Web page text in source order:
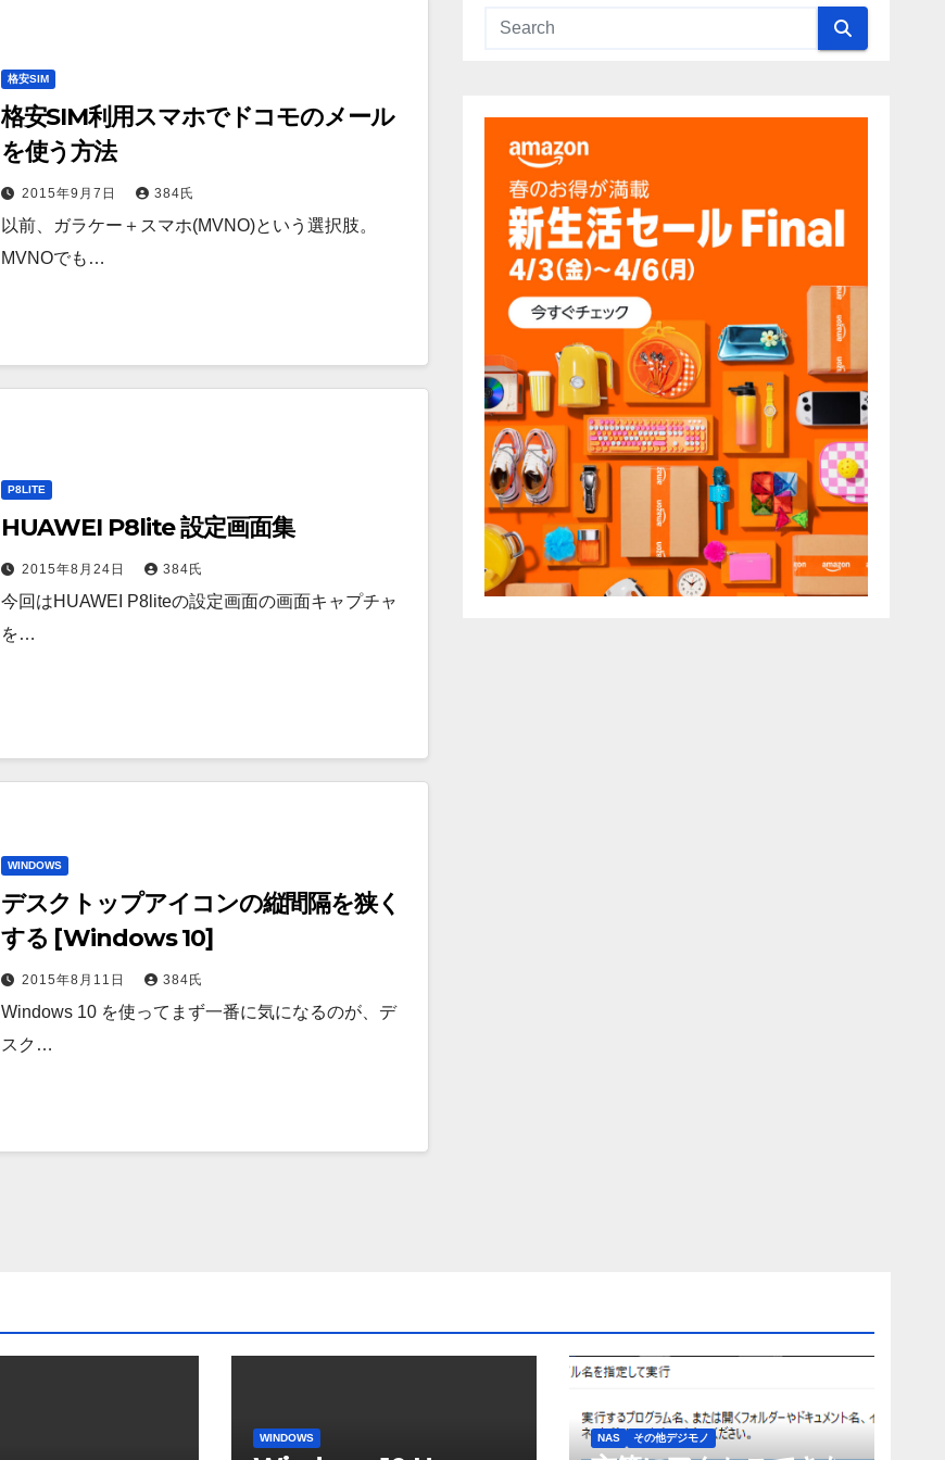
格安SIM
格安SIM利用スマホでドコモのメール
を使う方法
2015年9月7日 384氏
以前、ガラケー＋スマホ(MVNO)という選択肢。
MVNOでも…
P8LITE
HUAWEI P8lite 設定画面集
2015年8月24日 384氏
今回はHUAWEI P8liteの設定画面の画面キャプチャ
を…
WINDOWS
デスクトップアイコンの縦間隔を狭く
する [Windows 10]
2015年8月11日 384氏
Windows 10 を使ってまず一番に気になるのが、デ
スク…
WINDOWS NAS その他デジモノ